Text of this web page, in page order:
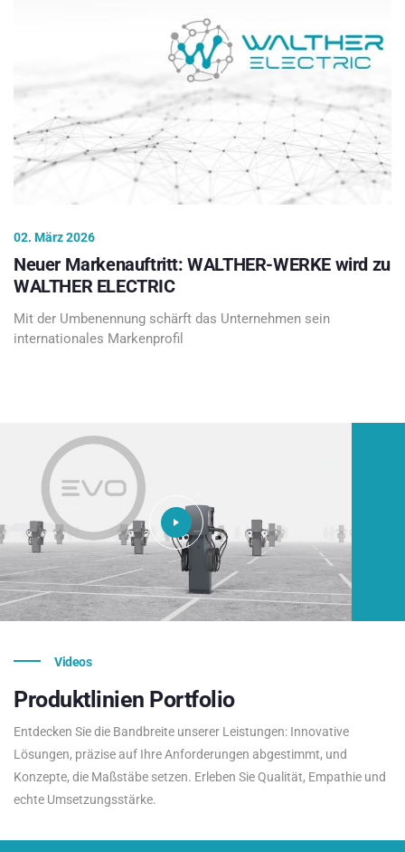
02. März 2026
Neuer Markenauftritt: WALTHER-WERKE wird zu
WALTHER ELECTRIC
Mit der Umbenennung schärft das Unternehmen sein
internationales Markenprofil
Videos
Produktlinien Portfolio
Entdecken Sie die Bandbreite unserer Leistungen: Innovative
Lösungen, präzise auf Ihre Anforderungen abgestimmt, und
Konzepte, die Maßstäbe setzen. Erleben Sie Qualität, Empathie und
echte Umsetzungsstärke.